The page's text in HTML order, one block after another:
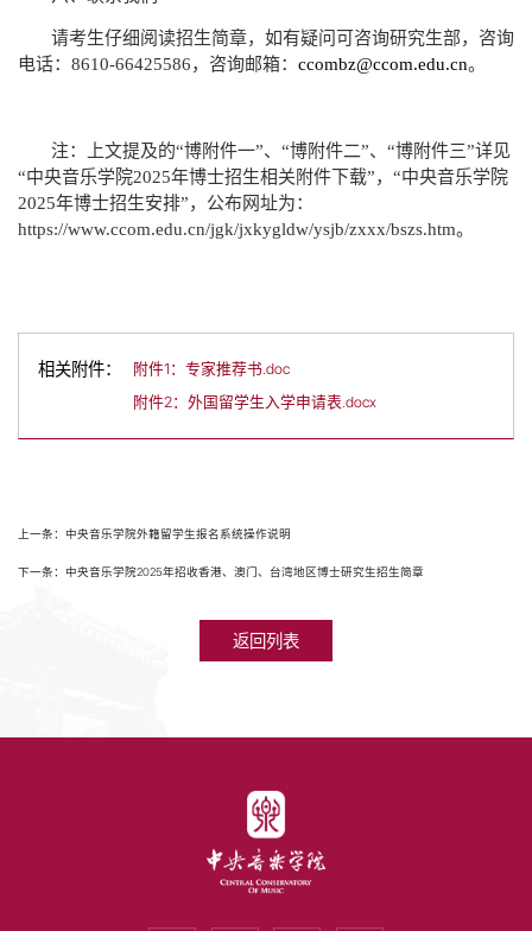
请考生仔细阅读招生简章，如有疑问可咨询研究生部，咨询
电话： 8610-66425586，咨询邮箱： ccombz@ccom.edu.cn。
注：上文提及的“博附件一”、“博附件二”、“博附件三”详见
“中央音乐学院2025年博士招生相关附件下载”，“中央音乐学院
2025年博士招生安排”，公布网址为：
https://www.ccom.edu.cn/jgk/jxkygldw/ysjb/zxxx/bszs.htm。
相关附件：
附件1：专家推荐书.doc
附件2：外国留学生入学申请表.docx
上一条：中央音乐学院外籍留学生报名系统操作说明
下一条：中央音乐学院2025年招收香港、澳门、台湾地区博士研究生招生简章
返回列表